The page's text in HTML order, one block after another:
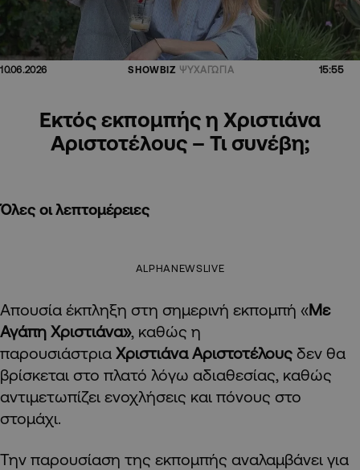
10.06.2026 SHOWBIZ ΨΥΧΑΓΩΓΙΑ 15:55
Εκτός εκπομπής η Χριστιάνα
Αριστοτέλους – Τι συνέβη;
Όλες οι λεπτομέρειες
ALPHANEWSLIVE
Απουσία έκπληξη στη σημερινή εκπομπή «Με
Αγάπη Χριστιάνα», καθώς η
παρουσιάστρια Χριστιάνα Αριστοτέλους δεν θα
βρίσκεται στο πλατό λόγω αδιαθεσίας, καθώς
αντιμετωπίζει ενοχλήσεις και πόνους στο
στομάχι.
Την παρουσίαση της εκπομπής αναλαμβάνει για